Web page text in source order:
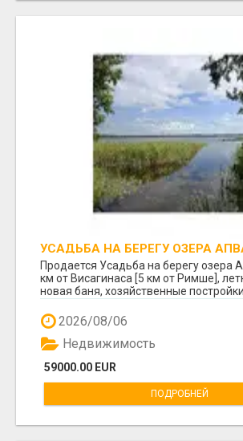
УСАДЬБА НА БЕРЕГУ ОЗЕРА
Продается Усадьба на берегу озера
км от Висагинаса [5 км от Римше],
новая баня, хозяйственные
2026/08/06
59000.00 EUR
Недвижимость
ПОДРОБНЕЙ